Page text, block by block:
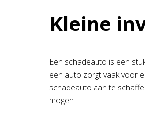
Kleine
Een schadeauto is een
een auto zorgt vaak voor
schadeauto aan te
mogen